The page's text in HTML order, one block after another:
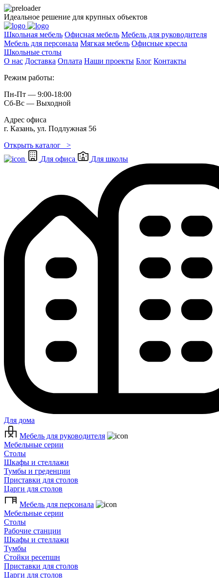
Идеальное решение для крупных объектов
Школьная мебель Офисная мебель Мебель для руководителя
Мебель для персонала Мягкая мебель Офисные кресла
Школьные cтолы
О нас Доставка Оплата Наши проекты Блог Контакты
Режим работы:
Пн-Пт — 9:00-18:00
Сб-Вс — Выходной
Адрес офиса
г. Казань, ул. Подлужная 56
Открыть каталог >
Для офиса
Для школы
Для дома
Мебель для руководителя
Мебельные серии
Столы
Шкафы и стеллажи
Тумбы и греденции
Приставки для столов
Царги для столов
Мебель для персонала
Мебельные серии
Столы
Рабочие станции
Шкафы и стеллажи
Тумбы
Стойки ресепшн
Приставки для столов
Царги для столов